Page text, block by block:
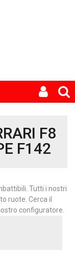
F8
F142
Tutti i nostri
ruote. Cerca il
configuratore.